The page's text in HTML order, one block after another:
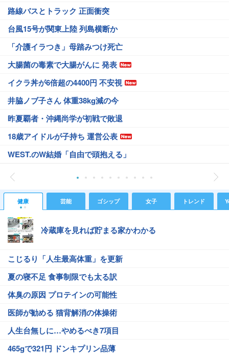
路線バスとトラック 正面衝突
台風15号が関東上陸 列島横断か
「介護イラつき」母踏みつけ死亡
大腸菌の毒素で大腸がんに 発表
イクラ丼が6倍超の4400円 不安視
井脇ノブ子さん 体重38kg減の今
昨夏覇者・沖縄尚学が初戦で敗退
18歳アイドルが子持ち 運営公表
WEST.のW結婚「自由で頭抱える」
健康 芸能 ゴシップ 女子 トレンド
冷蔵庫を見れば貯まる家かわかる
こじるり「人生最高体重」を更新
夏の寝不足 食事制限でも太る訳
体臭の原因 プロテインの可能性
医師が勧める 猫背解消の体操術
人生台無しに…やめるべき7項目
465gで321円 ドンキプリン品薄